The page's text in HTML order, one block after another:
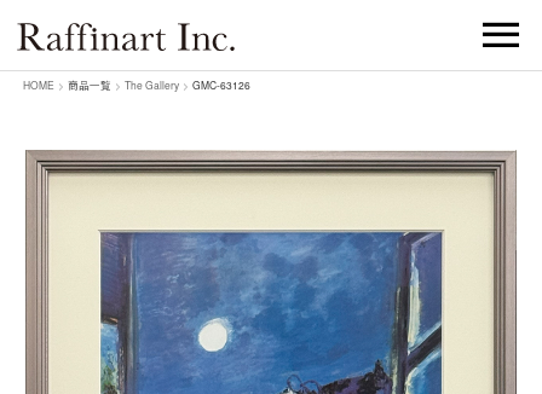
HOME > 商品一覧 > The Gallery > GMC-63126